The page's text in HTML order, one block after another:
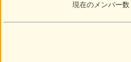
現在のメンバー数